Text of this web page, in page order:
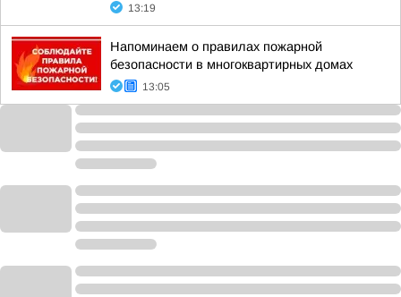
13:19
Напоминаем о правилах пожарной
безопасности в многоквартирных домах
13:05